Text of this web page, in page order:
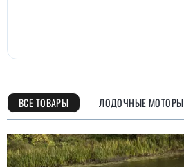
ВСЕ ТОВАРЫ ЛОДОЧНЫЕ МОТОРЫ